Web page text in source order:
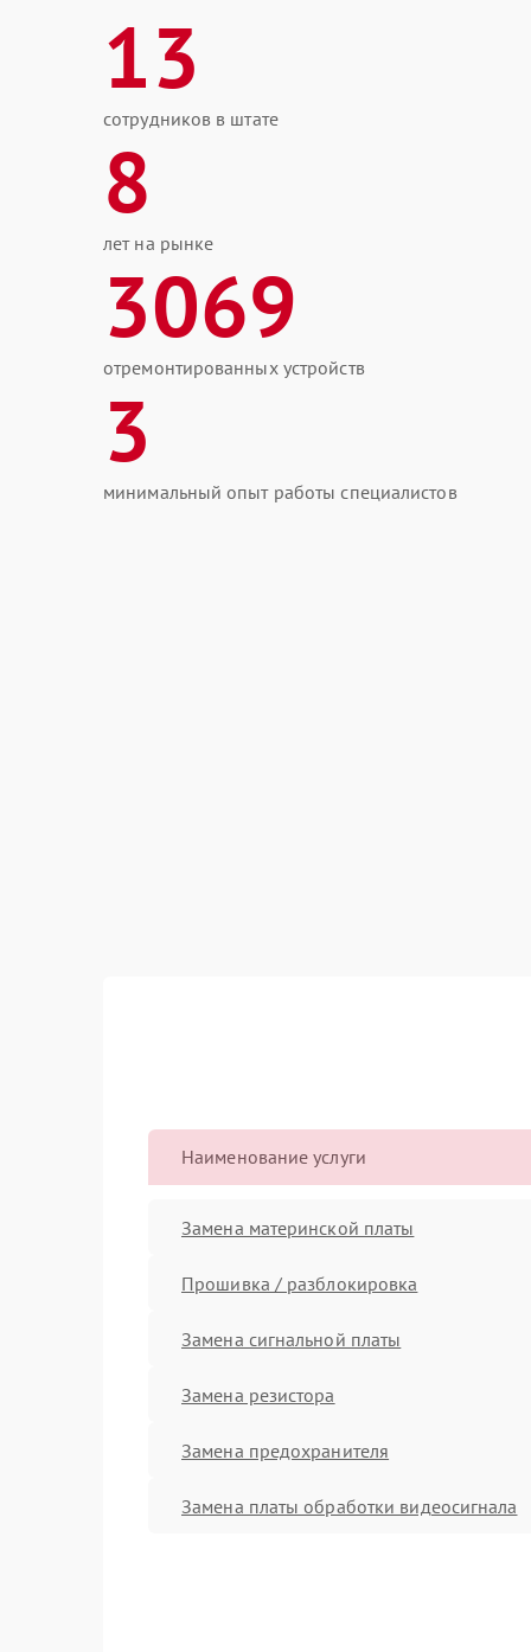
13
сотрудников в штате
8
лет на рынке
3069
отремонтированных устройств
3
минимальный опыт работы специалистов
Наименование услуги
Замена материнской платы
Прошивка / разблокировка
Замена сигнальной платы
Замена резистора
Замена предохранителя
Замена платы обработки видеосигнала